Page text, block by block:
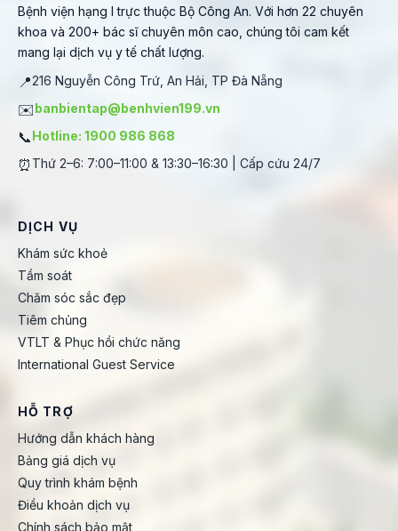
Bệnh viện hạng I trực thuộc Bộ Công An. Với hơn 22 chuyên
khoa và 200+ bác sĩ chuyên môn cao, chúng tôi cam kết
mang lại dịch vụ y tế chất lượng.
📍216 Nguyễn Công Trứ, An Hải, TP Đà Nẵng
✉️banbientap@benhvien199.vn
📞Hotline: 1900 986 868
⏰ Thứ 2–6: 7:00–11:00 & 13:30–16:30 | Cấp cứu 24/7
DỊCH VỤ
Khám sức khoẻ
Tầm soát
Chăm sóc sắc đẹp
Tiêm chủng
VTLT & Phục hồi chức năng
International Guest Service
HỖ TRỢ
Hướng dẫn khách hàng
Bảng giá dịch vụ
Quy trình khám bệnh
Điều khoản dịch vụ
Chính sách bảo mật